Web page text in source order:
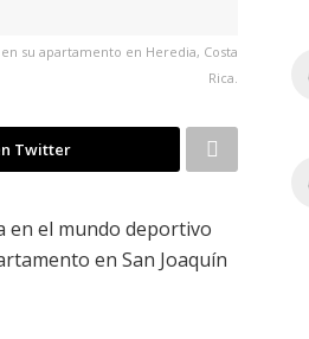
su apartamento en Heredia, Costa
Rica.
Twitter
en el mundo deportivo
en San Joaquín